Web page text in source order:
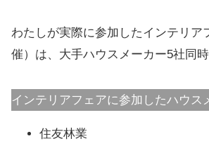
わたしが実際に参加したインテリア
催）は、大手ハウスメーカー5社同
インテリアフェアに参加したハウス
住友林業